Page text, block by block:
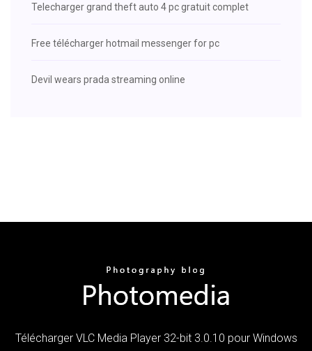
Telecharger grand theft auto 4 pc gratuit complet
Free télécharger hotmail messenger for pc
Devil wears prada streaming online
Télécharger VLC Media Player 32-bit 3.0.10 pour Windows